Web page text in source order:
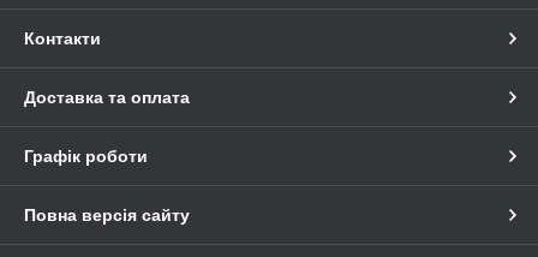
Контакти
Доставка та оплата
Графік роботи
Повна версія сайту